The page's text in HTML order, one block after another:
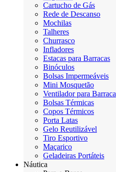
Cartucho de Gás
Rede de Descanso
Mochilas
Talheres
Churrasco
Infladores
Estacas para Barracas
Binóculos
Bolsas Impermeáveis
Mini Mosquetão
Ventilador para Barraca
Bolsas Térmicas
Copos Térmicos
Porta Latas
Gelo Reutilizável
Tiro Esportivo
Maçarico
Geladeiras Portáteis
Náutica